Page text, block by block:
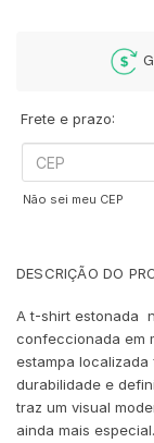
Frete e prazo:
Não sei meu CEP
DESCRIÇÃO DO
A t-shirt estonada
confeccionada em
estampa
durabilidade e
traz um visual
ainda mais